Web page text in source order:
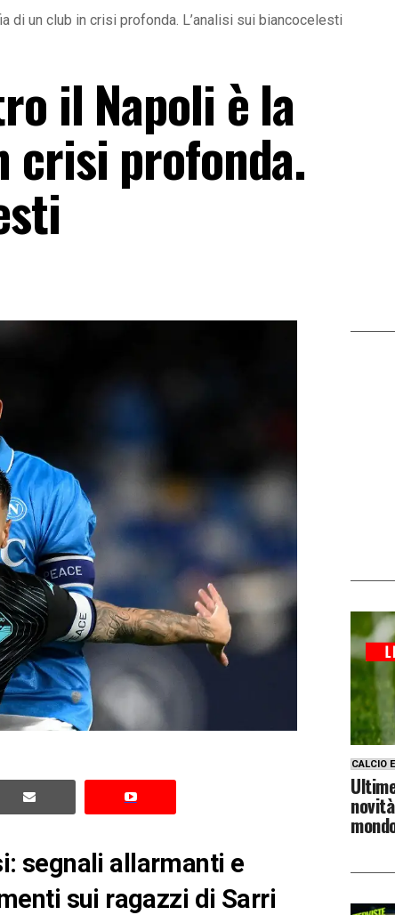
di un club in crisi profonda. L’analisi sui biancocelesti
il Napoli è la
crisi profonda.
segnali allarmanti e
sui ragazzi di Sarri
CALCIO